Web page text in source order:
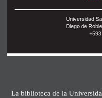
Universidad
Diego de
La biblioteca de la